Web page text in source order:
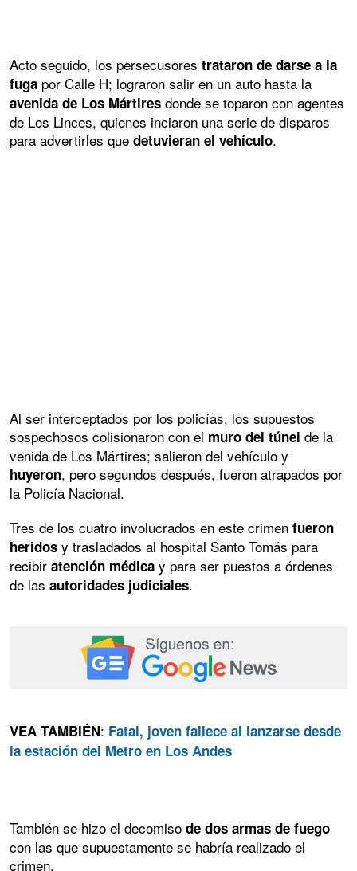
Acto seguido, los persecusores trataron de darse a la
fuga por Calle H; lograron salir en un auto hasta la
avenida de Los Mártires donde se toparon con agentes
de Los Linces, quienes inciaron una serie de disparos
para advertirles que detuvieran el vehículo.
Al ser interceptados por los policías, los supuestos
sospechosos colisionaron con el muro del túnel de la
venida de Los Mártires; salieron del vehículo y
huyeron, pero segundos después, fueron atrapados por
la Policía Nacional.
Tres de los cuatro involucrados en este crimen fueron
heridos y trasladados al hospital Santo Tomás para
recibir atención médica y para ser puestos a órdenes
de las autoridades judiciales.
VEA TAMBIÉN: Fatal, joven fallece al lanzarse desde
la estación del Metro en Los Andes
También se hizo el decomiso de dos armas de fuego
con las que supuestamente se habría realizado el
crimen.